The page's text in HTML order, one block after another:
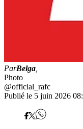
ParBelga
Photo
@official_rafc
Publié le 5 juin 2026